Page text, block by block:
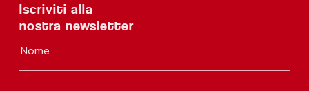
Iscriviti alla
nostra newsletter
Nome